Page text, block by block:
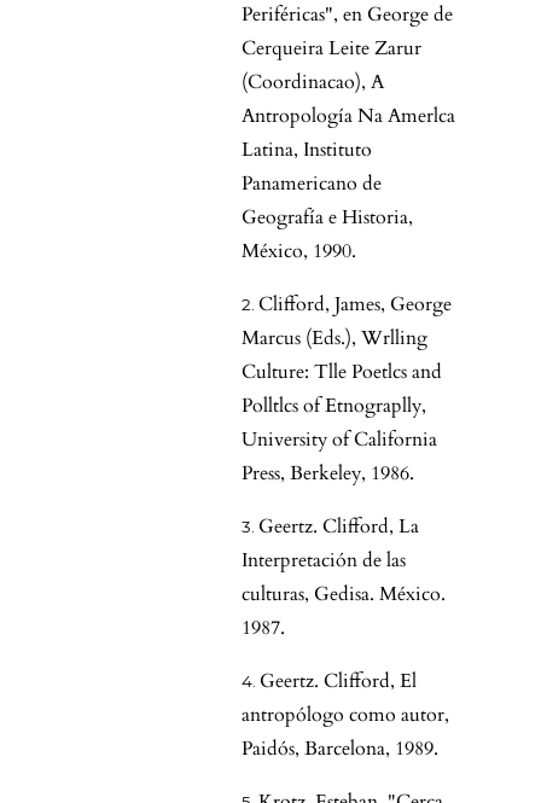
Periféricas", en George de
Cerqueira Leite Zarur
(Coordinacao), A
Antropología Na Amerlca
Latina, Instituto
Panamericano de
Geografía e Historia,
México, 1990.
Clifford, James, George
Marcus (Eds.), Wrlling
Culture: Tlle Poetlcs and
Polltlcs of Etnograplly,
University of California
Press, Berkeley, 1986.
Geertz. Clifford, La
Interpretación de las
culturas, Gedisa. México.
1987.
Geertz. Clifford, El
antropólogo como autor,
Paidós, Barcelona, 1989.